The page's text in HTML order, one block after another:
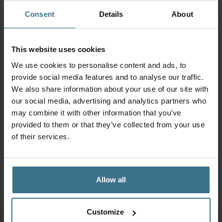
Consent Details About
This website uses cookies
We use cookies to personalise content and ads, to
provide social media features and to analyse our traffic.
We also share information about your use of our site with
our social media, advertising and analytics partners who
may combine it with other information that you’ve
provided to them or that they’ve collected from your use
of their services.
Allow all
Customize
Al onze producten zijn BPA-vrij en PFAS-vrij
Productinformatie
Geschikt voor